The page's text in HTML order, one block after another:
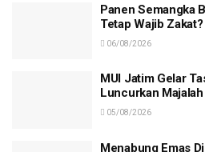
Panen Semangka
Tetap Wajib Zakat?
06/08/2026
MUI Jatim Gelar
Luncurkan Majalah
05/08/2026
Menabung Emas